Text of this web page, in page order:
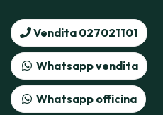
Vendita 027021101
Whatsapp vendita
Whatsapp officina